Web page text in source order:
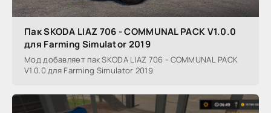
Пак SKODA LIAZ 706 - COMMUNAL PACK V1.0.0
для Farming Simulator 2019
Мод добавляет пак SKODA LIAZ 706 - COMMUNAL PACK
V1.0.0 для Farming Simulator 2019.